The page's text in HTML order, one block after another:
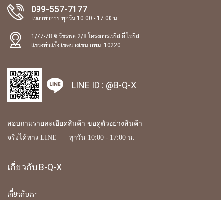
099-557-7177
เวลาทำการ ทุกวัน 10:00 - 17:00 น.
1/77-78 ซ.วัชรพล 2/8 โครงการเวริส ดี ไอริส
แขวงท่าแร้ง เขตบางเขน กทม. 10220
LINE ID : @B-Q-X
สอบถามรายละเอียดสินค้า ขอดูตัวอย่างสินค้า
จริงได้ทาง LINE ทุกวัน 10:00 - 17:00 น.
เกี่ยวกับ B-Q-X
เกี่ยวกับเรา